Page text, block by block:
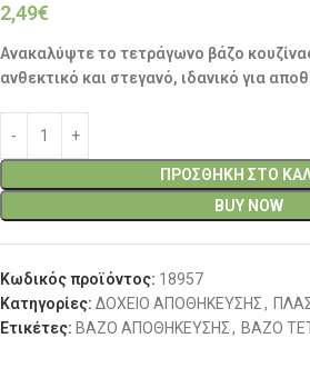
2,49€
Ανακαλύψτε το τετράγωνο βάζο
ανθεκτικό και στεγανό, ιδανικό για
ΠΡΟΣΘΉΚΗ ΣΤΟ
BUY NOW
Κωδικός προϊόντος: 18957
Κατηγορίες: ΔΟΧΕΙΟ ΑΠΟΘΗΚΕΥΣΗΣ,
Ετικέτες: ΒΑΖΟ ΑΠΟΘΗΚΕΥΣΗΣ, ΒΑΖΟ